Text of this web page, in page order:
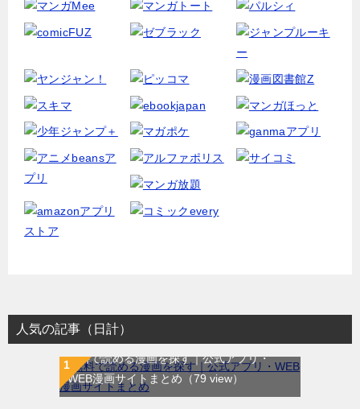
人気の記事（日計）
無料で読める漫画を探す｜公式アプリ・
WEB漫画サイトまとめ （79 view）
WEB漫画サイト一覧｜ブラウザで無料漫画